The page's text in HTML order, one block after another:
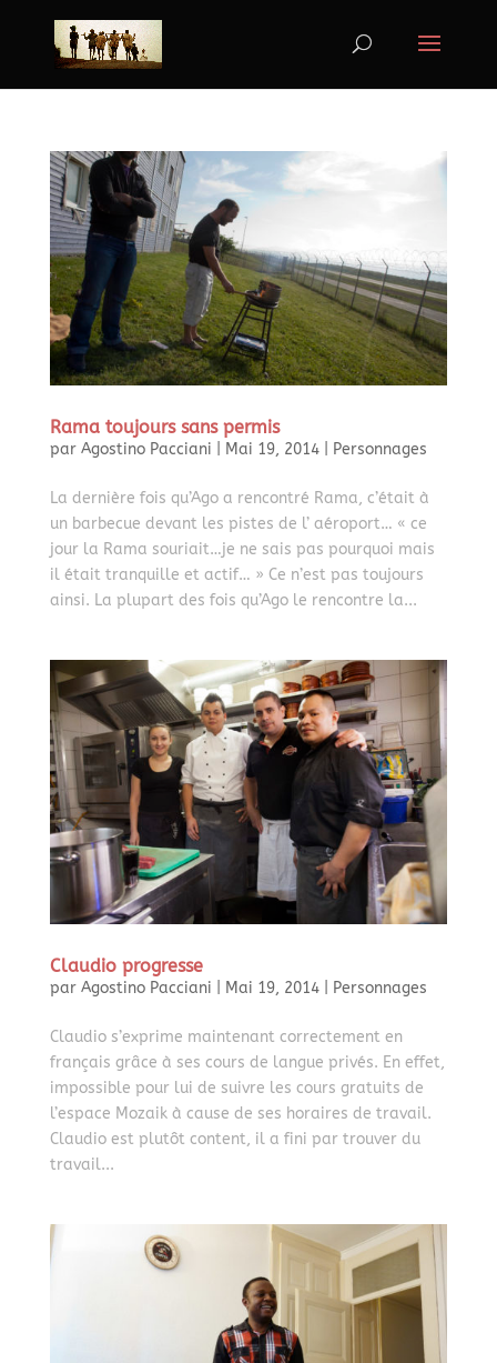
Rama toujours sans permis
par Agostino Pacciani Mai 19, 2014| Personnages
La dernière fois qu’Ago a rencontré Rama, c’était à
un barbecue devant les pistes de l’ aéroport… « ce
jour la Rama souriait…je ne sais pas pourquoi mais
il était tranquille et actif… » Ce n’est pas toujours
ainsi. La plupart des fois qu’Ago le rencontre la...
Claudio progresse
par Agostino Pacciani Mai 19, 2014| Personnages
Claudio s’exprime maintenant correctement en
français grâce à ses cours de langue privés. En effet,
impossible pour lui de suivre les cours gratuits de
l’espace Mozaik à cause de ses horaires de travail.
Claudio est plutôt content, il a fini par trouver du
travail...